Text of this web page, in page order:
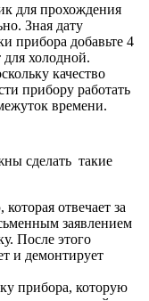
для прохождения
Зная дату
прибора добавьте 4
для холодной.
качество
прибору работать
времени.
сделать такие
отвечает за
заявлением
После этого
и демонтирует
прибора, которую